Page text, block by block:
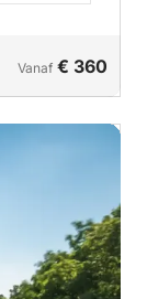
Vanaf € 360